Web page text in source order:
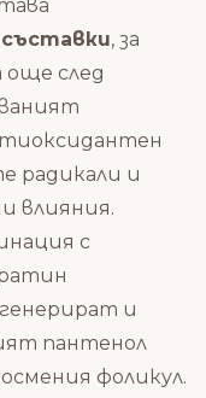
, за
още след
радикали и
влияния.
с
и
пантенол
фоликул.